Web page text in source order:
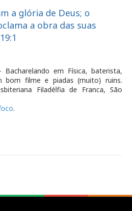
a glória de Deus; o
a obra das suas
Bacharelando em Física, baterista,
bom filme e piadas (muito) ruins.
Filadélfia de Franca, São
.